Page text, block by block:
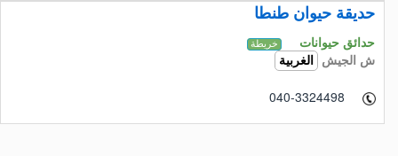
حديقة حيوان طنطا
حدائق حيوانات خريطة
ش الجيش الغربية
040-3324498